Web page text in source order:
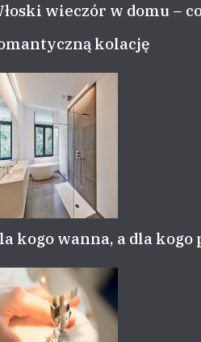
wieczór w domu –
kolację
kogo wanna, a dla kogo